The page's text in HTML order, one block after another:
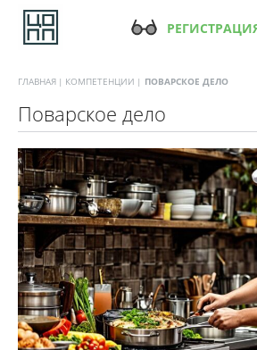
РЕГИСТРАЦИЯ
ГЛАВНАЯ КОМПЕТЕНЦИИ ПОВАРСКОЕ ДЕЛО
Поварское дело